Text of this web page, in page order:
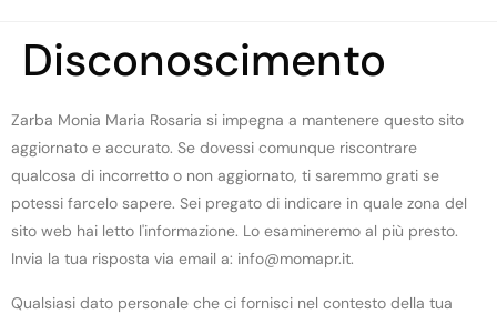
Disconoscimento
Zarba Monia Maria Rosaria si impegna a mantenere questo sito
aggiornato e accurato. Se dovessi comunque riscontrare
qualcosa di incorretto o non aggiornato, ti saremmo grati se
potessi farcelo sapere. Sei pregato di indicare in quale zona del
sito web hai letto l'informazione. Lo esamineremo al più presto.
Invia la tua risposta via email a: info@momapr.it.
Qualsiasi dato personale che ci fornisci nel contesto della tua